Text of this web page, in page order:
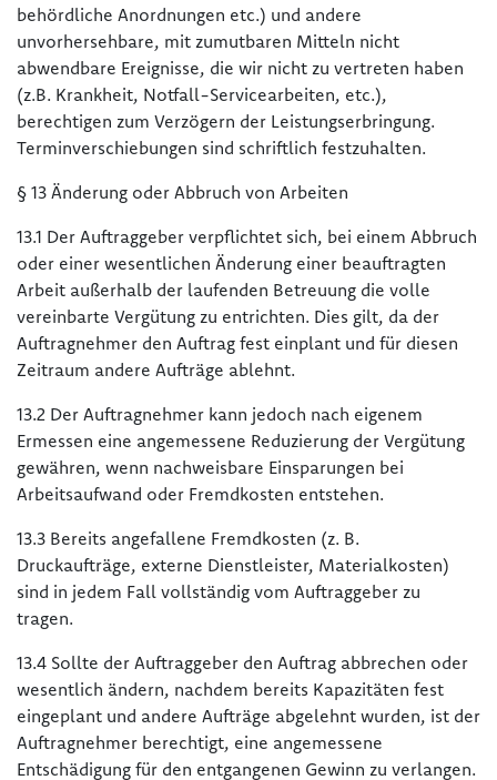
behördliche Anordnungen etc.) und andere
unvorhersehbare, mit zumutbaren Mitteln nicht
abwendbare Ereignisse, die wir nicht zu vertreten haben
(z.B. Krankheit, Notfall-Servicearbeiten, etc.),
berechtigen zum Verzögern der Leistungserbringung.
Terminverschiebungen sind schriftlich festzuhalten.
§ 13 Änderung oder Abbruch von Arbeiten
13.1 Der Auftraggeber verpflichtet sich, bei einem Abbruch
oder einer wesentlichen Änderung einer beauftragten
Arbeit außerhalb der laufenden Betreuung die volle
vereinbarte Vergütung zu entrichten. Dies gilt, da der
Auftragnehmer den Auftrag fest einplant und für diesen
Zeitraum andere Aufträge ablehnt.
13.2 Der Auftragnehmer kann jedoch nach eigenem
Ermessen eine angemessene Reduzierung der Vergütung
gewähren, wenn nachweisbare Einsparungen bei
Arbeitsaufwand oder Fremdkosten entstehen.
13.3 Bereits angefallene Fremdkosten (z. B.
Druckaufträge, externe Dienstleister, Materialkosten)
sind in jedem Fall vollständig vom Auftraggeber zu
tragen.
13.4 Sollte der Auftraggeber den Auftrag abbrechen oder
wesentlich ändern, nachdem bereits Kapazitäten fest
eingeplant und andere Aufträge abgelehnt wurden, ist der
Auftragnehmer berechtigt, eine angemessene
Entschädigung für den entgangenen Gewinn zu verlangen.